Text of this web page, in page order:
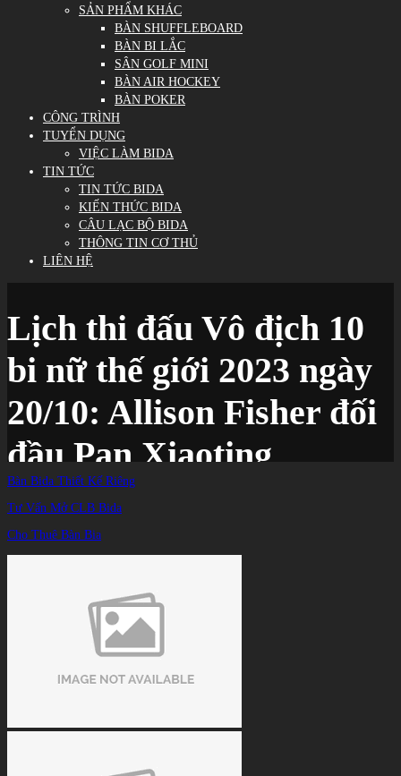
SẢN PHẨM KHÁC
BÀN SHUFFLEBOARD
BÀN BI LẮC
SÂN GOLF MINI
BÀN AIR HOCKEY
BÀN POKER
CÔNG TRÌNH
TUYỂN DỤNG
VIỆC LÀM BIDA
TIN TỨC
TIN TỨC BIDA
KIẾN THỨC BIDA
CÂU LẠC BỘ BIDA
THÔNG TIN CƠ THỦ
LIÊN HỆ
Lịch thi đấu Vô địch 10
bi nữ thế giới 2023 ngày
20/10: Allison Fisher đối
đầu Pan Xiaoting
TIN TỨC /
Bàn Bida Thiết Kế Riêng
Tư Vấn Mở CLB Bida
Cho Thuê Bàn Bia